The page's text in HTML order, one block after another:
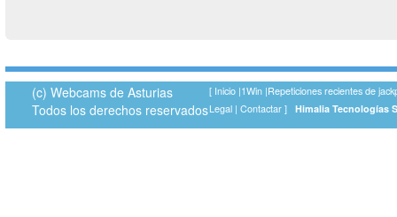
(c) Webcams de Asturias
Todos los derechos reservados
[ Inicio |1Win |Repeticiones recientes de
Legal | Contactar Himalia Tecnologías